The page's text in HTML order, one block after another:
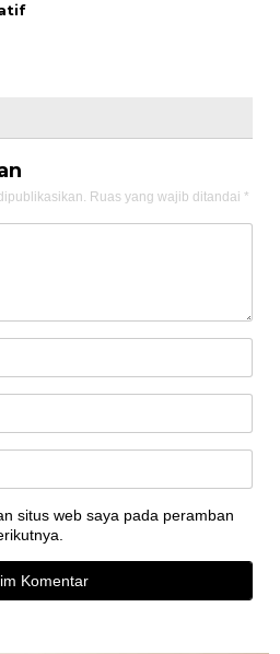
Ruas yang wajib ditandai *
situs web saya pada peramban